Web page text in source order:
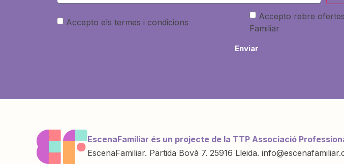
Accepto els termes i condicions
Accepto rebre
Familiar
Enviar
EscenaFamiliar és un projecte de la TTP Associació
EscenaFamiliar. Partida Bovà 7. 25916 Lleida.